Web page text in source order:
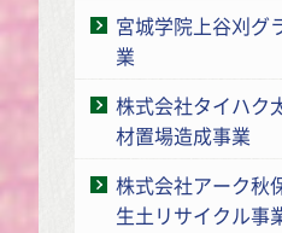
宮城学院上谷刈グ
業
株式会社タイハク
材置場造成事業
株式会社アーク秋
生土リサイクル事